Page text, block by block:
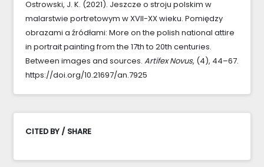
Ostrowski, J. K. (2021). Jeszcze o stroju polskim w
malarstwie portretowym w XVII-XX wieku. Pomiędzy
obrazami a źródłami: More on the polish national attire
in portrait painting from the 17th to 20th centuries.
Between images and sources. Artifex Novus, (4), 44–67.
https://doi.org/10.21697/an.7925
CITED BY / SHARE